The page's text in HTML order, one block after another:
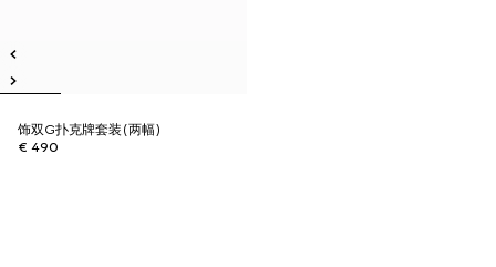
饰双G扑克牌套装(两幅)
€ 490